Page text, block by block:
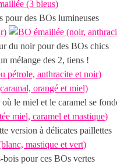
pour des BOs lumineuses
du noir pour des BOs chics
mélange des 2, tiens !
le miel et le caramel se
version à délicates paillettes
bois pour ces BOs vertes